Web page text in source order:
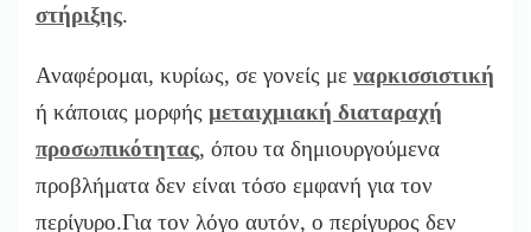
στήριξης.
Αναφέρομαι, κυρίως, σε γονείς με ναρκισσιστική
ή κάποιας μορφής μεταιχμιακή διαταραχή
προσωπικότητας, όπου τα δημιουργούμενα
προβλήματα δεν είναι τόσο εμφανή για τον
περίγυρο.Για τον λόγο αυτόν, ο περίγυρος δεν